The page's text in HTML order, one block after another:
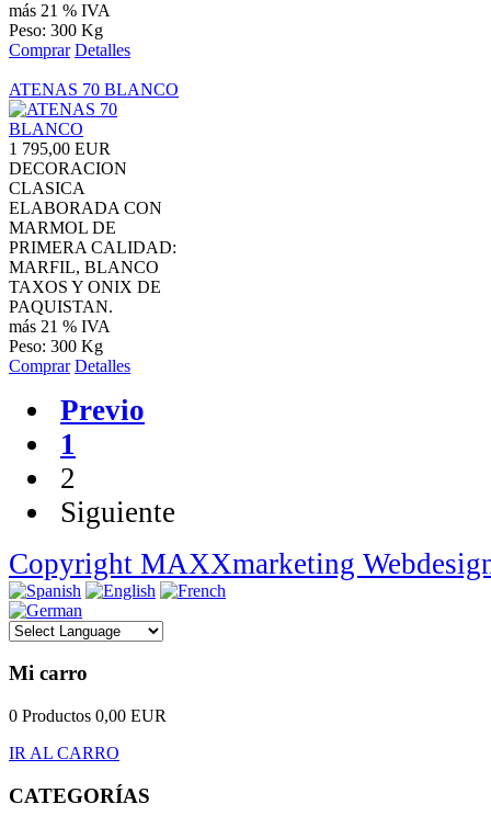
más 21 % IVA
Peso: 300 Kg
Comprar Detalles
ATENAS 70 BLANCO
1 795,00 EUR
DECORACION
CLASICA
ELABORADA CON
MARMOL DE
PRIMERA CALIDAD:
MARFIL, BLANCO
TAXOS Y ONIX DE
PAQUISTAN.
más 21 % IVA
Peso: 300 Kg
Comprar Detalles
Previo
1
2
Siguiente
Copyright MAXXmarketing
Mi carro
0 Productos 0,00 EUR
IR AL CARRO
CATEGORÍAS